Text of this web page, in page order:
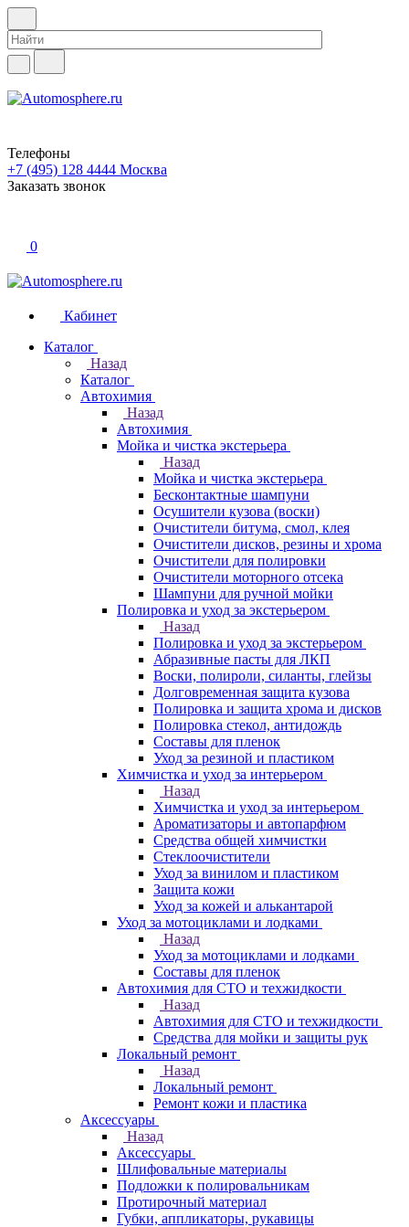
Телефоны
+7 (495) 128 4444 Москва
Заказать звонок
0
Кабинет
Каталог
Назад
Каталог
Автохимия
Назад
Автохимия
Мойка и чистка экстерьера
Назад
Мойка и чистка экстерьера
Бесконтактные шампуни
Осушители кузова (воски)
Очистители битума, смол, клея
Очистители дисков, резины и хрома
Очистители для полировки
Очистители моторного отсека
Шампуни для ручной мойки
Полировка и уход за экстерьером
Назад
Полировка и уход за экстерьером
Абразивные пасты для ЛКП
Воски, полироли, силанты, глейзы
Долговременная защита кузова
Полировка и защита хрома и дисков
Полировка стекол, антидождь
Составы для пленок
Уход за резиной и пластиком
Химчистка и уход за интерьером
Назад
Химчистка и уход за интерьером
Ароматизаторы и автопарфюм
Средства общей химчистки
Стеклоочистители
Уход за винилом и пластиком
Защита кожи
Уход за кожей и алькантарой
Уход за мотоциклами и лодками
Назад
Уход за мотоциклами и лодками
Составы для пленок
Автохимия для СТО и техжидкости
Назад
Автохимия для СТО и техжидкости
Средства для мойки и защиты рук
Локальный ремонт
Назад
Локальный ремонт
Ремонт кожи и пластика
Аксессуары
Назад
Аксессуары
Шлифовальные материалы
Подложки к полировальникам
Протирочный материал
Губки, аппликаторы, рукавицы